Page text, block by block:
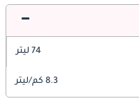
74 ليتر
8.3 كم/ليتر